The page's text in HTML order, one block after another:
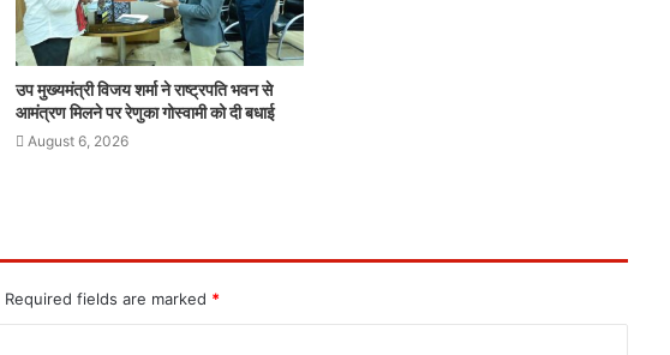
उप मुख्यमंत्री विजय शर्मा ने राष्ट्रपति भवन से
आमंत्रण मिलने पर रेणुका गोस्वामी को दी बधाई
August 6, 2026
Required fields are marked *